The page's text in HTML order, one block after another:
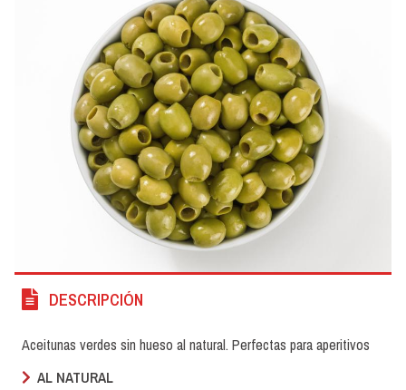
DESCRIPCIÓN
Aceitunas verdes sin hueso al natural. Perfectas para aperitivos
AL NATURAL